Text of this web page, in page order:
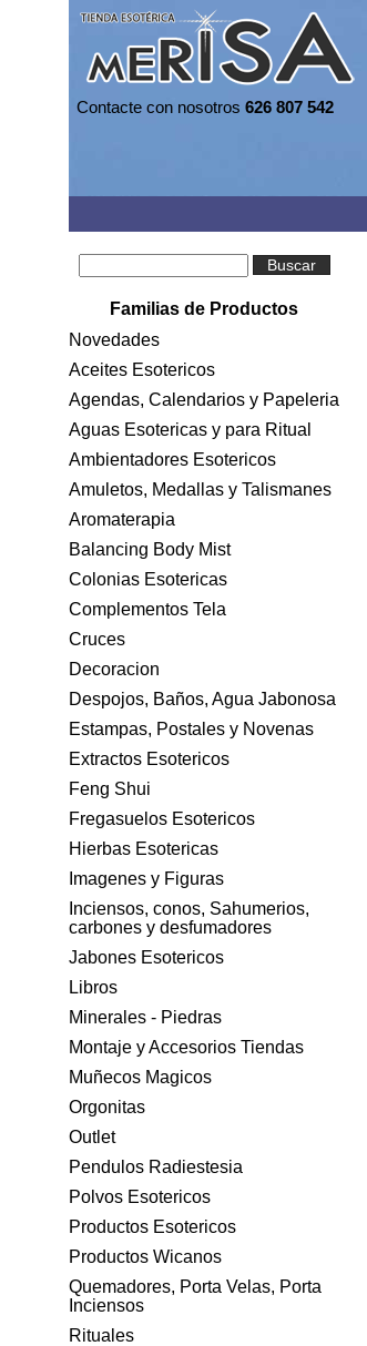
Contacte con nosotros 626 807 542
Buscar
Familias de Productos
Novedades
Aceites Esotericos
Agendas, Calendarios y Papeleria
Aguas Esotericas y para Ritual
Ambientadores Esotericos
Amuletos, Medallas y Talismanes
Aromaterapia
Balancing Body Mist
Colonias Esotericas
Complementos Tela
Cruces
Decoracion
Despojos, Baños, Agua Jabonosa
Estampas, Postales y Novenas
Extractos Esotericos
Feng Shui
Fregasuelos Esotericos
Hierbas Esotericas
Imagenes y Figuras
Inciensos, conos, Sahumerios,
carbones y desfumadores
Jabones Esotericos
Libros
Minerales - Piedras
Montaje y Accesorios Tiendas
Muñecos Magicos
Orgonitas
Outlet
Pendulos Radiestesia
Polvos Esotericos
Productos Esotericos
Productos Wicanos
Quemadores, Porta Velas, Porta
Inciensos
Rituales